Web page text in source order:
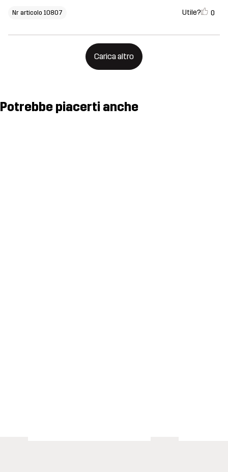
Nr articolo 10807 Utile? 0
Carica altro
Potrebbe piacerti anche